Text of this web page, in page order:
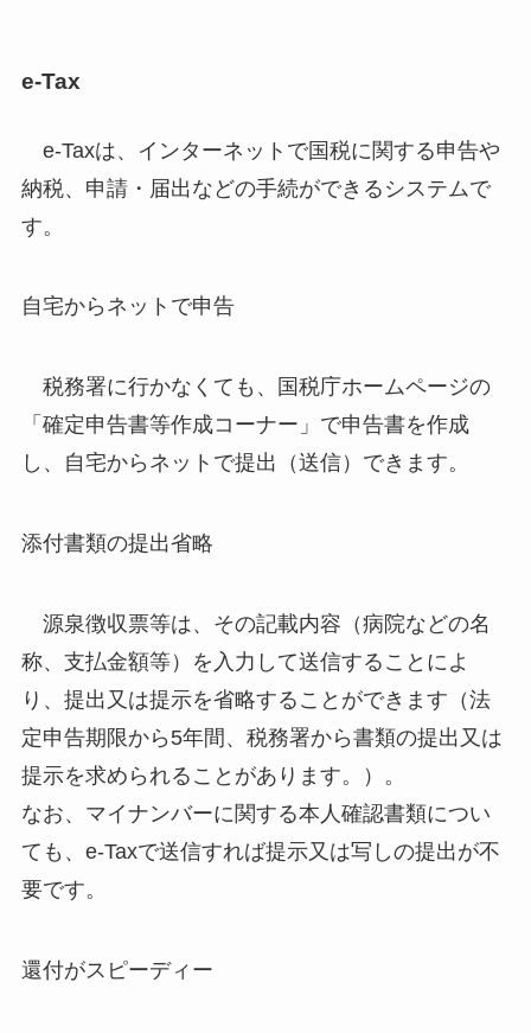
e-Tax
e-Taxは、インターネットで国税に関する申告や
納税、申請・届出などの手続ができるシステムで
す。
自宅からネットで申告
税務署に行かなくても、国税庁ホームページの
「確定申告書等作成コーナー」で申告書を作成
し、自宅からネットで提出（送信）できます。
添付書類の提出省略
源泉徴収票等は、その記載内容（病院などの名
称、支払金額等）を入力して送信することによ
り、提出又は提示を省略することができます（法
定申告期限から5年間、税務署から書類の提出又は
提示を求められることがあります。）。
なお、マイナンバーに関する本人確認書類につい
ても、e-Taxで送信すれば提示又は写しの提出が不
要です。
還付がスピーディー